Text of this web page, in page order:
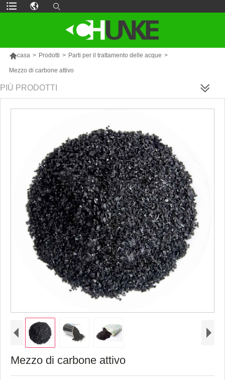
casa > Prodotti > Parti per il trattamento delle acque >
Mezzo di carbone attivo
PIÙ PRODOTTI
Mezzo di carbone attivo